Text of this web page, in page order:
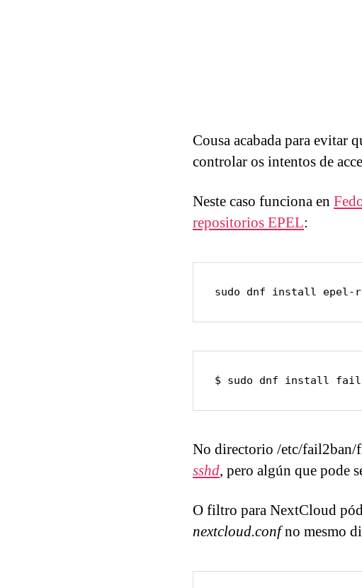
Cousa acabada para evitar
controlar os intentos de
Neste caso funciona en
repositorios EPEL:
sudo dnf install epel-
$ sudo dnf install
No directorio /etc/fail2ban/
sshd, pero algún que pode
O filtro para NextCloud
nextcloud.confno mesmo